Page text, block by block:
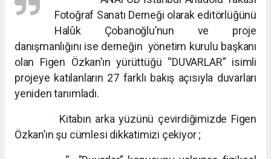
Fotoğraf Sanatı Derneği olarak editörlüğünü
Halûk Çobanoğlu’nun ve proje
danışmanlığını ise derneğin yönetim kurulu başkanı
olan Figen Özkan’ın yürüttüğü “DUVARLAR” isimli
projeye katılanların 27 farklı bakış açısıyla duvarları
yeniden tanımladı.
Kitabın arka yüzünü çevirdiğimizde Figen
Özkan’ın şu cümlesi dikkatimizi çekiyor ;